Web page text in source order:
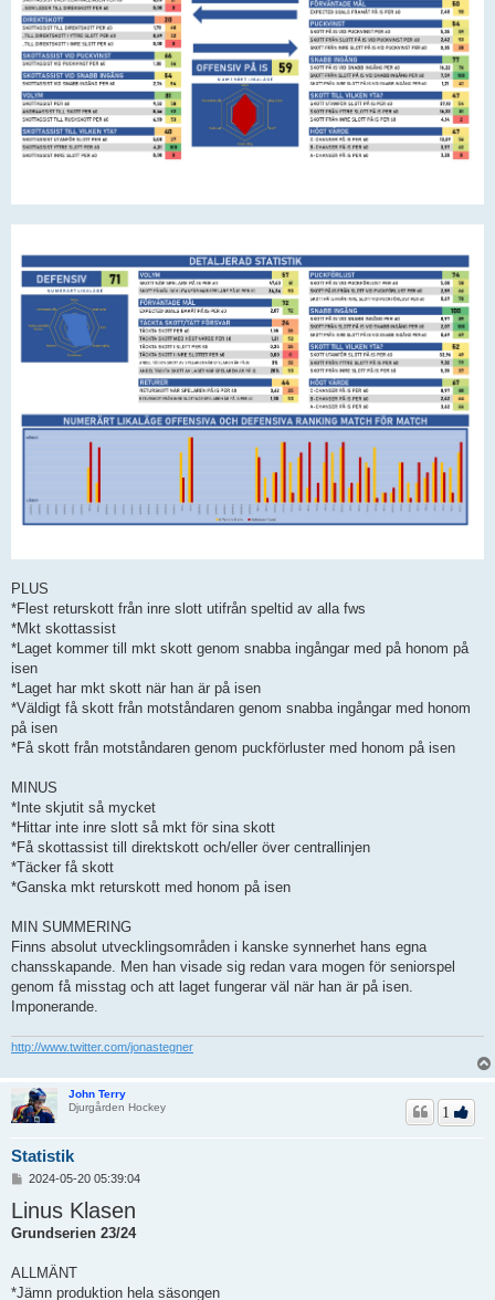
PLUS
*Flest returskott från inre slott utifrån speltid av alla fws
*Mkt skottassist
*Laget kommer till mkt skott genom snabba ingångar med på honom på
isen
*Laget har mkt skott när han är på isen
*Väldigt få skott från motståndaren genom snabba ingångar med honom
på isen
*Få skott från motståndaren genom puckförluster med honom på isen
MINUS
*Inte skjutit så mycket
*Hittar inte inre slott så mkt för sina skott
*Få skottassist till direktskott och/eller över centrallinjen
*Täcker få skott
*Ganska mkt returskott med honom på isen
MIN SUMMERING
Finns absolut utvecklingsområden i kanske synnerhet hans egna
chansskapande. Men han visade sig redan vara mogen för seniorspel
genom få misstag och att laget fungerar väl när han är på isen.
Imponerande.
http://www.twitter.com/jonastegner
John Terry
Djurgården Hockey
Statistik
1
l
ä
g
2024-05-20 05:39:04
Linus Klasen
Grundserien 23/24
ALLMÄNT
*Jämn produktion hela säsongen